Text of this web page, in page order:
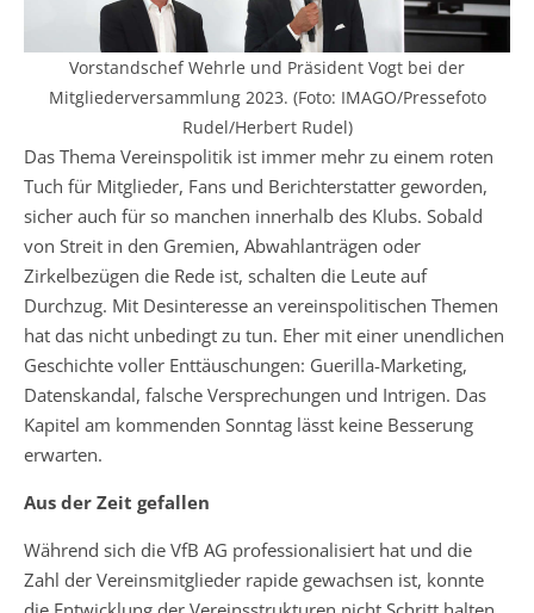
Vorstandschef Wehrle und Präsident Vogt bei der
Mitgliederversammlung 2023. (Foto: IMAGO/Pressefoto
Rudel/Herbert Rudel)
Das Thema Vereinspolitik ist immer mehr zu einem roten
Tuch für Mitglieder, Fans und Berichterstatter geworden,
sicher auch für so manchen innerhalb des Klubs. Sobald
von Streit in den Gremien, Abwahlanträgen oder
Zirkelbezügen die Rede ist, schalten die Leute auf
Durchzug. Mit Desinteresse an vereinspolitischen Themen
hat das nicht unbedingt zu tun. Eher mit einer unendlichen
Geschichte voller Enttäuschungen: Guerilla-Marketing,
Datenskandal, falsche Versprechungen und Intrigen. Das
Kapitel am kommenden Sonntag lässt keine Besserung
erwarten.
Aus der Zeit gefallen
Während sich die VfB AG professionalisiert hat und die
Zahl der Vereinsmitglieder rapide gewachsen ist, konnte